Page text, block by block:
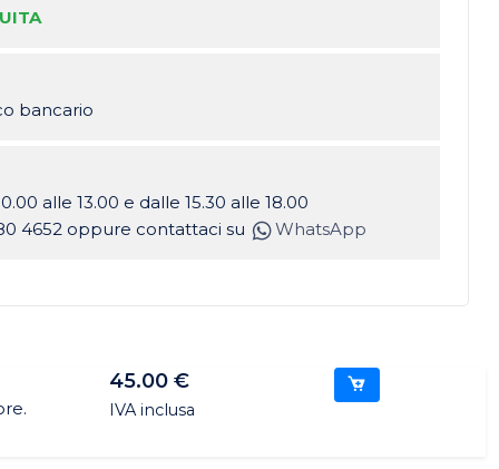
bancario
alle 13.00 e dalle 15.30 alle 18.00
4652 oppure contattaci su
WhatsApp
45.00 €
IVA inclusa